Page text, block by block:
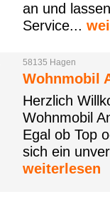
an und
Service...
58135 Hagen
Wohnmobil
Herzlich
Wohnmobil
Egal ob Top
sich ein
weiterlesen